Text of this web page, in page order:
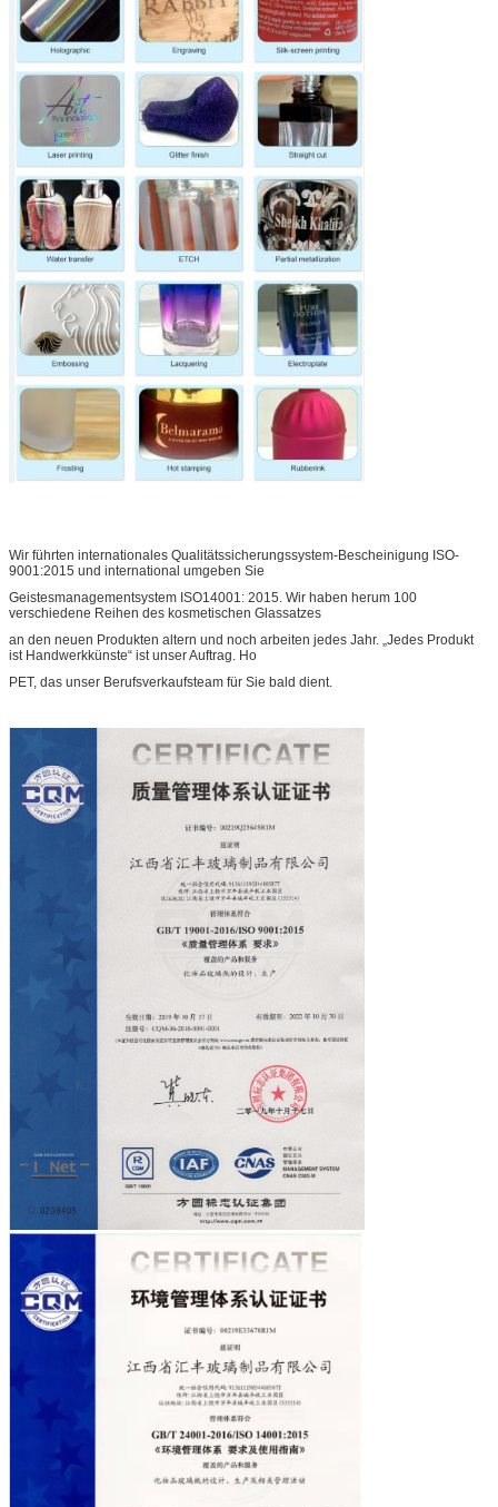
Wir führten internationales Qualitätssicherungssystem-Bescheinigung ISO-
9001:2015 und international umgeben Sie
Geistesmanagementsystem ISO14001: 2015. Wir haben herum 100
verschiedene Reihen des kosmetischen Glassatzes
an den neuen Produkten altern und noch arbeiten jedes Jahr. „Jedes Produkt
ist Handwerkkünste“ ist unser Auftrag. Ho
PET, das unser Berufsverkaufsteam für Sie bald dient.